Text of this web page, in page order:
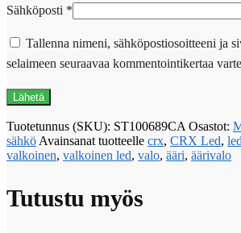
Sähköposti *
Tallenna nimeni, sähköpostiosoitteeni ja
selaimeen seuraavaa kommentointikertaa
Tuotetunnus (SKU): ST100689CA Osastot:
sähkö Avainsanat tuotteelle crx, CRX Led, led
valkoinen, valkoinen led, valo, ääri, äärivalo
Tutustu myös